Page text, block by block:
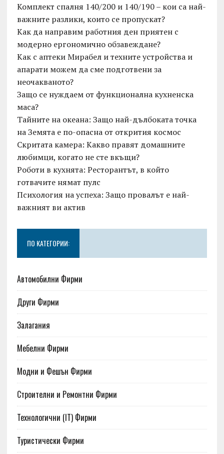
Комплект спалня 140/200 и 140/190 – кои са най-
важните разлики, които се пропускат?
Как да направим работния ден приятен с
модерно ергономично обзавеждане?
Как с аптеки Мирабел и техните устройства и
апарати можем да сме подготвени за
неочакваното?
Защо се нуждаем от функционална кухненска
маса?
Тайните на океана: Защо най-дълбоката точка
на Земята е по-опасна от открития космос
Скритата камера: Какво правят домашните
любимци, когато не сте вкъщи?
Роботи в кухнята: Ресторантът, в който
готвачите нямат пулс
Психология на успеха: Защо провалът е най-
важният ви актив
ПО КАТЕГОРИИ:
Автомобилни Фирми
Други Фирми
Залагания
Мебелни Фирми
Модни и Фешън Фирми
Строителни и Ремонтни Фирми
Технологични (IT) Фирми
Туристически Фирми